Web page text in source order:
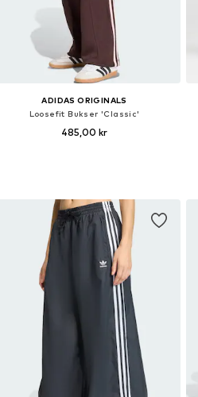
ADIDAS ORIGINALS
Loosefit Bukser 'Classic'
485,00 kr